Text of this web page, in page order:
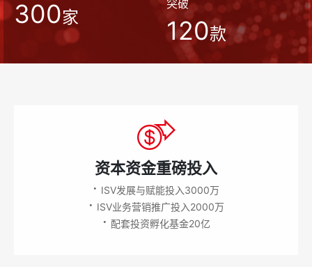
300家
突破
120款
资本资金重磅投入
· ISV发展与赋能投入3000万
· ISV业务营销推广投入2000万
· 配套投资孵化基金20亿